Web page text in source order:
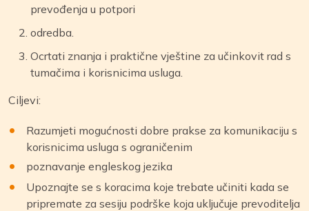
prevođenja u potpori
odredba.
Ocrtati znanja i praktične vještine za učinkovit rad s
tumačima i korisnicima usluga.
Ciljevi:
Razumjeti mogućnosti dobre prakse za komunikaciju s
korisnicima usluga s ograničenim
poznavanje engleskog jezika
Upoznajte se s koracima koje trebate učiniti kada se
pripremate za sesiju podrške koja uključuje prevoditelja